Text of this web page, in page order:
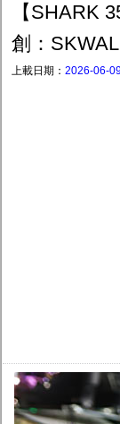
【SHARK
創：
上載日期： 2026-06-